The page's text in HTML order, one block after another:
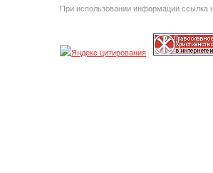
При использовании информации ссылка